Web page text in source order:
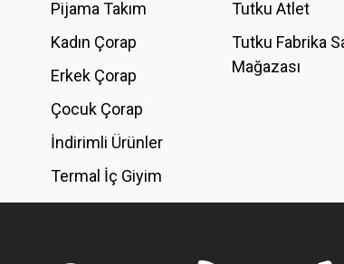
Pijama Takım
Kadın Çorap
Erkek Çorap
Çocuk Çorap
İndirimli Ürünler
Termal İç Giyim
Tutku Atlet
Tutku Fabrika
Mağazası